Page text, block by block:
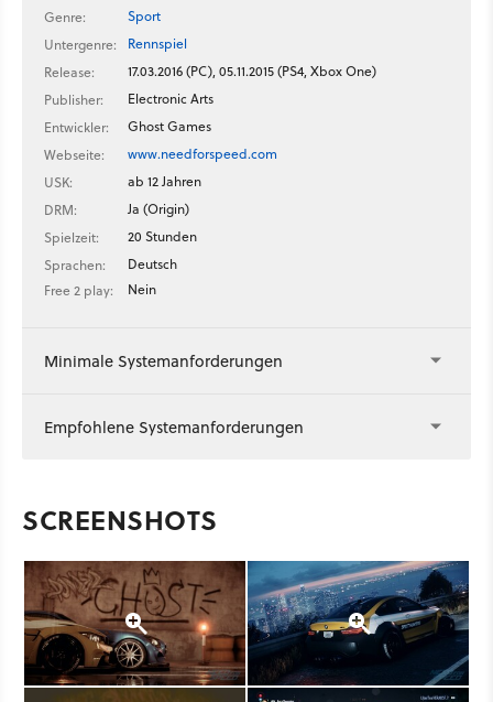
Genre:
Sport
Untergenre:
Rennspiel
Release:
17.03.2016 (PC), 05.11.2015 (PS4, Xbox One)
Publisher:
Electronic Arts
Entwickler:
Ghost Games
Webseite:
www.needforspeed.com
USK:
ab 12 Jahren
DRM:
Ja (Origin)
Spielzeit:
20 Stunden
Sprachen:
Deutsch
Free 2 play:
Nein
Minimale Systemanforderungen
Empfohlene Systemanforderungen
SCREENSHOTS